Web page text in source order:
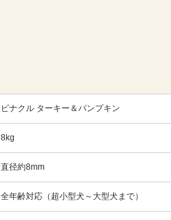
ピナクル ターキー＆パンプキン
8kg
直径約8mm
全年齢対応（超小型犬～大型犬まで）